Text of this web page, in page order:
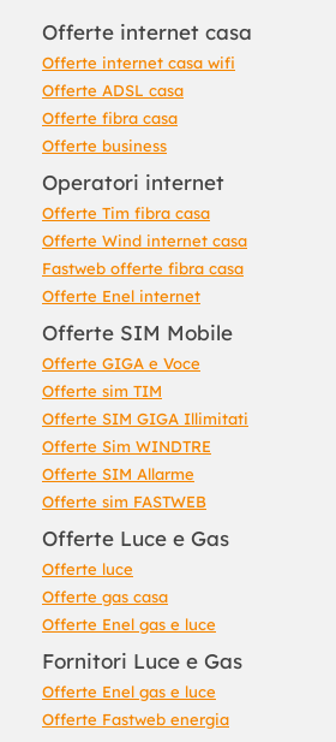
Offerte internet casa
Offerte internet casa wifi
Offerte ADSL casa
Offerte fibra casa
Offerte business
Operatori internet
Offerte Tim fibra casa
Offerte Wind internet casa
Fastweb offerte fibra casa
Offerte Enel internet
Offerte SIM Mobile
Offerte GIGA e Voce
Offerte sim TIM
Offerte SIM GIGA Illimitati
Offerte Sim WINDTRE
Offerte SIM Allarme
Offerte sim FASTWEB
Offerte Luce e Gas
Offerte luce
Offerte gas casa
Offerte Enel gas e luce
Fornitori Luce e Gas
Offerte Enel gas e luce
Offerte Fastweb energia